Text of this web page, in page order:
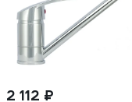
2 112 ₽